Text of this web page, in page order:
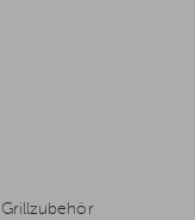
Grillzubehör